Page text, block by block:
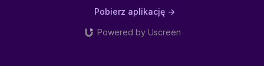
Pobierz aplikację ->
Powered by Uscreen